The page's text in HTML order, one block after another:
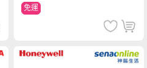
免運